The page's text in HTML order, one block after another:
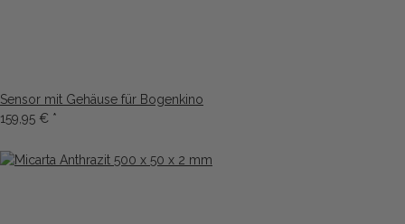
Sensor mit Gehäuse für Bogenkino
159,95 € *